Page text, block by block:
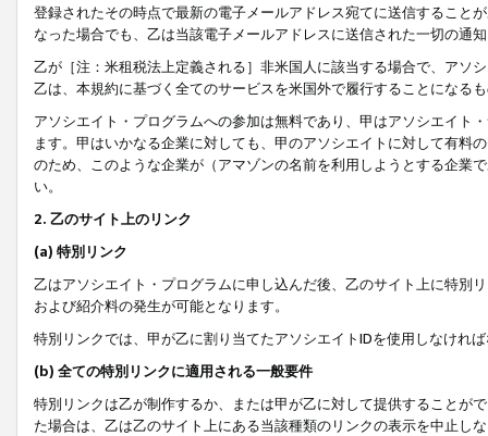
登録されたその時点で最新の電子メールアドレス宛てに送信すること
なった場合でも、乙は当該電子メールアドレスに送信された一切の通
乙が［注：米租税法上定義される］非米国人に該当する場合で、アソ
乙は、本規約に基づく全てのサービスを米国外で履行することになる
アソシエイト・プログラムへの参加は無料であり、甲はアソシエイト
ます。甲はいかなる企業に対しても、甲のアソシエイトに対して有料
のため、このような企業が（アマゾンの名前を利用しようとする企業
い。
2. 乙のサイト上のリンク
(a) 特別リンク
乙はアソシエイト・プログラムに申し込んだ後、乙のサイト上に特別
および紹介料の発生が可能となります。
特別リンクでは、甲が乙に割り当てたアソシエイトIDを使用しなけれ
(b) 全ての特別リンクに適用される一般要件
特別リンクは乙が制作するか、または甲が乙に対して提供することが
た場合は、乙は乙のサイト上にある当該種類のリンクの表示を中止し